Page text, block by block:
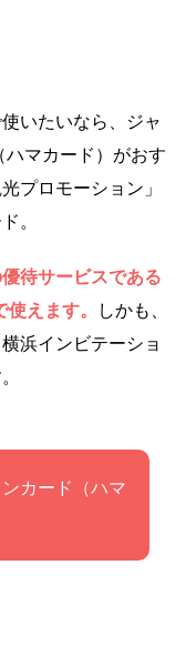
いたいなら、ジャ
ハマカード）がおす
プロモーション」
。
待サービスである
えます。
しかも、
浜インビテーショ
カード（ハマ